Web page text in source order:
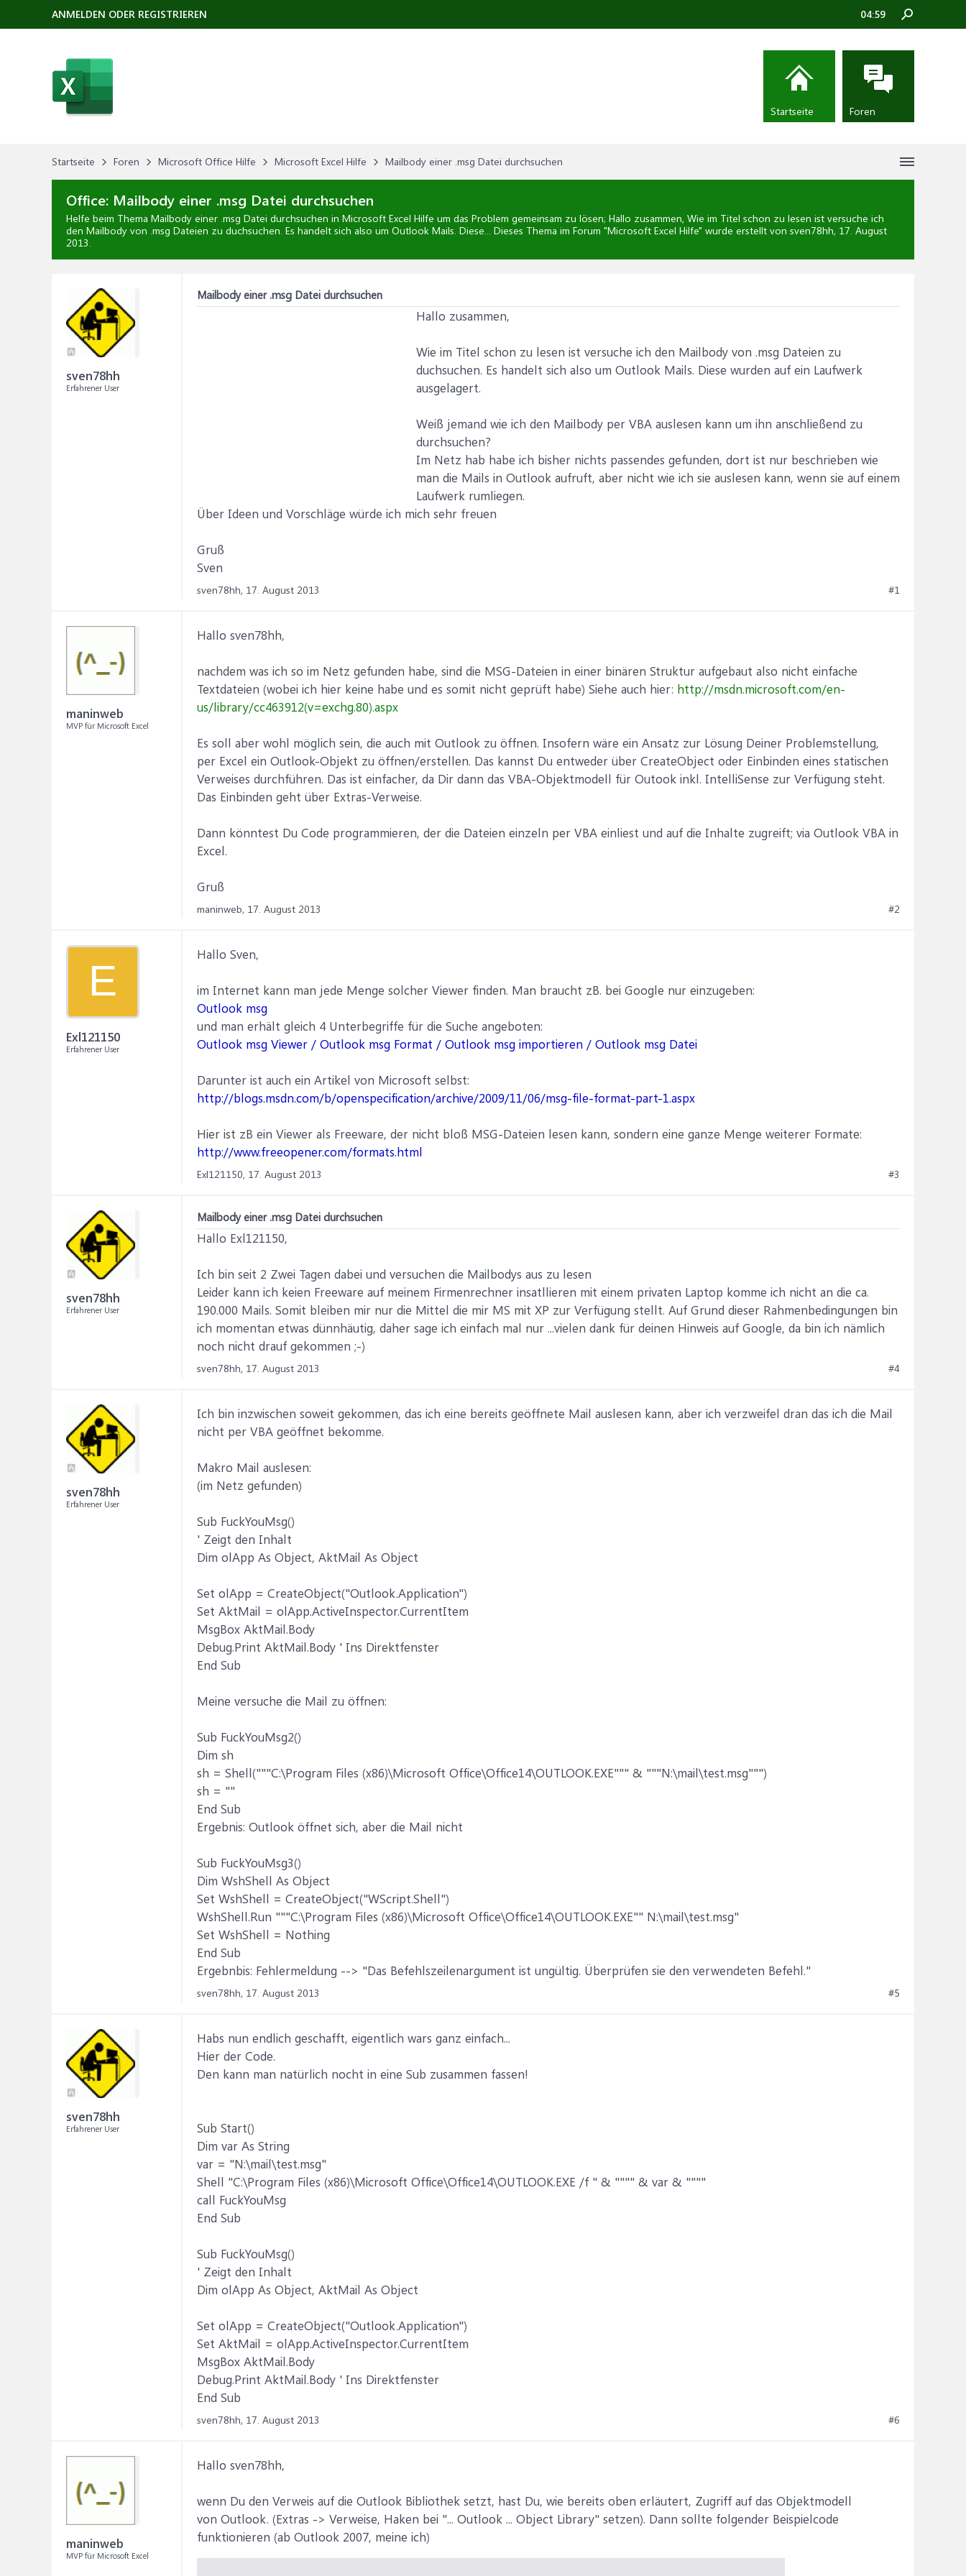
Startseite Foren Microsoft Office Hilfe Microsoft Excel Hilfe Mailbody einer .msg Datei durchsuchen
Office: Mailbody einer .msg Datei durchsuchen
Helfe beim Thema Mailbody einer .msg Datei durchsuchen in Microsoft Excel Hilfe um das Problem gemeinsam zu lösen; Hallo zusammen, Wie im Titel schon zu lesen ist versuche ich
den Mailbody von .msg Dateien zu duchsuchen. Es handelt sich also um Outlook Mails. Diese... Dieses Thema im Forum "Microsoft Excel Hilfe" wurde erstellt von sven78hh, 17. August
2013.
sven78hh
Erfahrener User
Mailbody einer .msg Datei durchsuchen
Hallo zusammen,
Wie im Titel schon zu lesen ist versuche ich den Mailbody von .msg Dateien zu
duchsuchen. Es handelt sich also um Outlook Mails. Diese wurden auf ein Laufwerk
ausgelagert.
Weiß jemand wie ich den Mailbody per VBA auslesen kann um ihn anschließend zu
durchsuchen?
Im Netz hab habe ich bisher nichts passendes gefunden, dort ist nur beschrieben wie
man die Mails in Outlook aufruft, aber nicht wie ich sie auslesen kann, wenn sie auf einem
Laufwerk rumliegen.
Über Ideen und Vorschläge würde ich mich sehr freuen
Gruß
Sven
sven78hh, 17. August 2013 #1
maninweb
MVP für Microsoft Excel
Hallo sven78hh,
nachdem was ich so im Netz gefunden habe, sind die MSG-Dateien in einer binären Struktur aufgebaut also nicht einfache
Textdateien (wobei ich hier keine habe und es somit nicht geprüft habe) Siehe auch hier: http://msdn.microsoft.com/en-
us/library/cc463912(v=exchg.80).aspx
Es soll aber wohl möglich sein, die auch mit Outlook zu öffnen. Insofern wäre ein Ansatz zur Lösung Deiner Problemstellung,
per Excel ein Outlook-Objekt zu öffnen/erstellen. Das kannst Du entweder über CreateObject oder Einbinden eines statischen
Verweises durchführen. Das ist einfacher, da Dir dann das VBA-Objektmodell für Outook inkl. IntelliSense zur Verfügung steht.
Das Einbinden geht über Extras-Verweise.
Dann könntest Du Code programmieren, der die Dateien einzeln per VBA einliest und auf die Inhalte zugreift; via Outlook VBA in
Excel.
Gruß
maninweb, 17. August 2013 #2
E
Exl121150
Erfahrener User
Hallo Sven,
im Internet kann man jede Menge solcher Viewer finden. Man braucht zB. bei Google nur einzugeben:
Outlook msg
und man erhält gleich 4 Unterbegriffe für die Suche angeboten:
Outlook msg Viewer / Outlook msg Format / Outlook msg importieren / Outlook msg Datei
Darunter ist auch ein Artikel von Microsoft selbst:
http://blogs.msdn.com/b/openspecification/archive/2009/11/06/msg-file-format-part-1.aspx
Hier ist zB ein Viewer als Freeware, der nicht bloß MSG-Dateien lesen kann, sondern eine ganze Menge weiterer Formate:
http://www.freeopener.com/formats.html
Exl121150, 17. August 2013 #3
sven78hh
Erfahrener User
Mailbody einer .msg Datei durchsuchen
Hallo Exl121150,
Ich bin seit 2 Zwei Tagen dabei und versuchen die Mailbodys aus zu lesen
Leider kann ich keien Freeware auf meinem Firmenrechner insatllieren mit einem privaten Laptop komme ich nicht an die ca.
190.000 Mails. Somit bleiben mir nur die Mittel die mir MS mit XP zur Verfügung stellt. Auf Grund dieser Rahmenbedingungen bin
ich momentan etwas dünnhäutig, daher sage ich einfach mal nur ...vielen dank für deinen Hinweis auf Google, da bin ich nämlich
noch nicht drauf gekommen ;-)
sven78hh, 17. August 2013 #4
sven78hh
Erfahrener User
Ich bin inzwischen soweit gekommen, das ich eine bereits geöffnete Mail auslesen kann, aber ich verzweifel dran das ich die Mail
nicht per VBA geöffnet bekomme.
Makro Mail auslesen:
(im Netz gefunden)
Sub FuckYouMsg()
' Zeigt den Inhalt
Dim olApp As Object, AktMail As Object
Set olApp = CreateObject("Outlook.Application")
Set AktMail = olApp.ActiveInspector.CurrentItem
MsgBox AktMail.Body
Debug.Print AktMail.Body ' Ins Direktfenster
End Sub
Meine versuche die Mail zu öffnen:
Sub FuckYouMsg2()
Dim sh
sh = Shell("""C:\Program Files (x86)\Microsoft Office\Office14\OUTLOOK.EXE""" & """N:\mail\test.msg""")
sh = ""
End Sub
Ergebnis: Outlook öffnet sich, aber die Mail nicht
Sub FuckYouMsg3()
Dim WshShell As Object
Set WshShell = CreateObject("WScript.Shell")
WshShell.Run """C:\Program Files (x86)\Microsoft Office\Office14\OUTLOOK.EXE"" N:\mail\test.msg"
Set WshShell = Nothing
End Sub
Ergebnbis: Fehlermeldung --> "Das Befehlszeilenargument ist ungültig. Überprüfen sie den verwendeten Befehl."
sven78hh, 17. August 2013 #5
sven78hh
Erfahrener User
Habs nun endlich geschafft, eigentlich wars ganz einfach...
Hier der Code.
Den kann man natürlich nocht in eine Sub zusammen fassen!
Sub Start()
Dim var As String
var = "N:\mail\test.msg"
Shell "C:\Program Files (x86)\Microsoft Office\Office14\OUTLOOK.EXE /f " & """" & var & """"
call FuckYouMsg
End Sub
Sub FuckYouMsg()
' Zeigt den Inhalt
Dim olApp As Object, AktMail As Object
Set olApp = CreateObject("Outlook.Application")
Set AktMail = olApp.ActiveInspector.CurrentItem
MsgBox AktMail.Body
Debug.Print AktMail.Body ' Ins Direktfenster
End Sub
sven78hh, 17. August 2013 #6
maninweb
MVP für Microsoft Excel
Hallo sven78hh,
wenn Du den Verweis auf die Outlook Bibliothek setzt, hast Du, wie bereits oben erläutert, Zugriff auf das Objektmodell
von Outlook. (Extras -> Verweise, Haken bei "... Outlook ... Object Library" setzen). Dann sollte folgender Beispielcode
funktionieren (ab Outlook 2007, meine ich)
ANMELDEN ODER REGISTRIEREN 04:59
Startseite Foren